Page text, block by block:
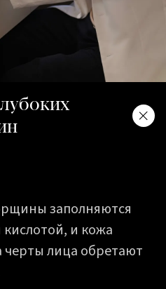
заполняются
кислотой, и кожа
черты лица обретают